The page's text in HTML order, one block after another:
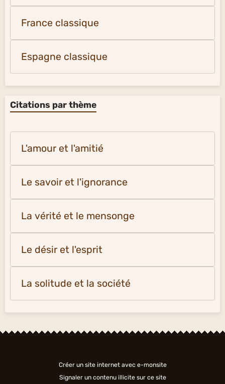
France classique
Espagne classique
Citations par thème
L'amour et l'amitié
Le savoir et l'ignorance
La vérité et le mensonge
Le désir et l'esprit
La solitude et la société
Créer un site internet avec e-monsite
Signaler un contenu illicite sur ce site